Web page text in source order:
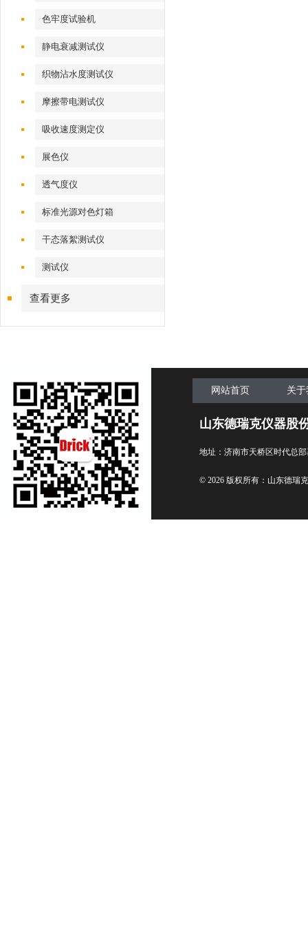
色牢度试验机
静电衰减测试仪
织物沾水度测试仪
摩擦带电测试仪
吸收速度测定仪
展色仪
透气度仪
标准光源对色灯箱
干态落絮测试仪
测试仪
查看更多
网站首页 关
山东德瑞克仪器股
地址：济南市天桥区时代总
© 2026 版权所有：山东德瑞